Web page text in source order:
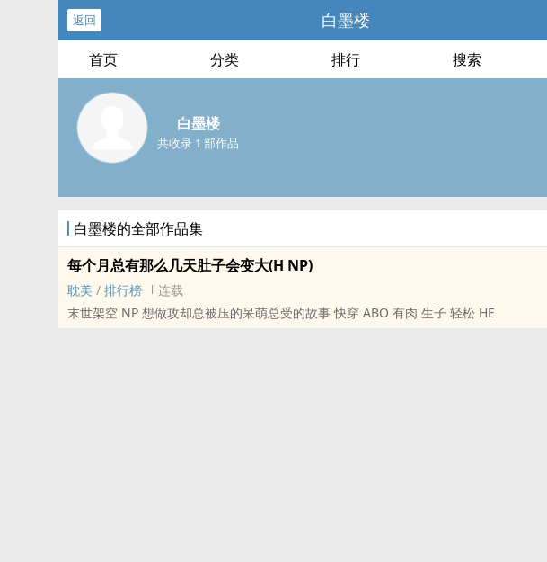
返回 白墨楼
首页 分类 排行 搜索
白墨楼
共收录 1 部作品
白墨楼的全部作品集
每个月总有那么几天肚子会变大(H NP)
耽美 / 排行榜
连载
末世架空 NP 想做攻却总被压的呆萌总受的故事 快穿 ABO 有肉 生子 轻松 HE